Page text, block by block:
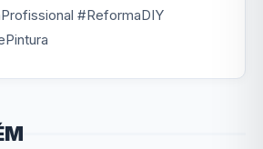
#ReformaDIY